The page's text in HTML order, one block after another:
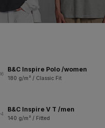
B&C Inspire Polo /women
180 g/m² / Classic Fit
B&C Inspire V T /men
140 g/m² / Fitted